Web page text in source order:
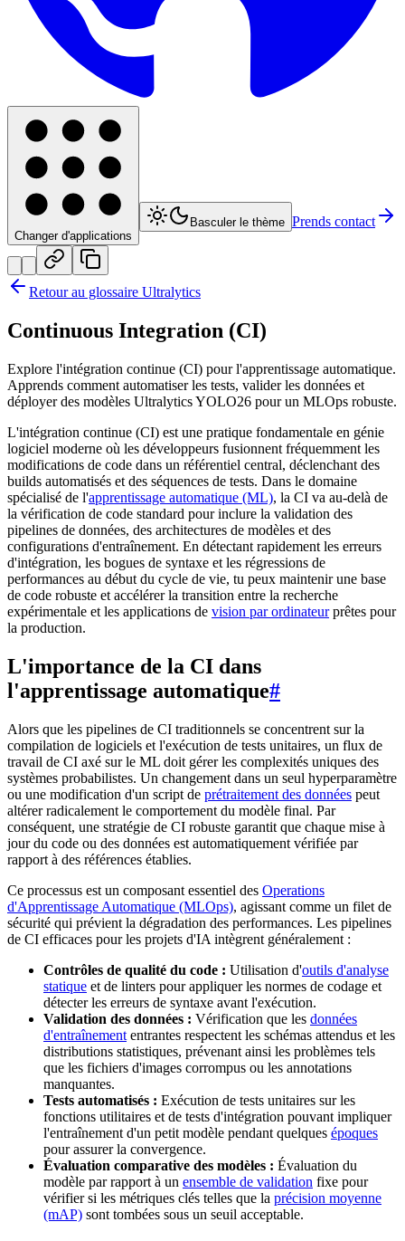
Changer d'applications
Basculer le thème Prends contact
Retour au glossaire Ultralytics
Continuous Integration (CI)
Explore l'intégration continue (CI) pour l'apprentissage automatique.
Apprends comment automatiser les tests, valider les données et
déployer des modèles Ultralytics YOLO26 pour un MLOps robuste.
L'intégration continue (CI) est une pratique fondamentale en génie
logiciel moderne où les développeurs fusionnent fréquemment les
modifications de code dans un référentiel central, déclenchant des
builds automatisés et des séquences de tests. Dans le domaine
spécialisé de l'apprentissage automatique (ML), la CI va au-delà de
la vérification de code standard pour inclure la validation des
pipelines de données, des architectures de modèles et des
configurations d'entraînement. En détectant rapidement les erreurs
d'intégration, les bogues de syntaxe et les régressions de
performances au début du cycle de vie, tu peux maintenir une base
de code robuste et accélérer la transition entre la recherche
expérimentale et les applications de vision par ordinateurprêtes pour
la production.
L'importance de la CI dans
l'apprentissage automatique#
Alors que les pipelines de CI traditionnels se concentrent sur la
compilation de logiciels et l'exécution de tests unitaires, un flux de
travail de CI axé sur le ML doit gérer les complexités uniques des
systèmes probabilistes. Un changement dans un seul hyperparamètre
ou une modification d'un script de prétraitement des données peut
altérer radicalement le comportement du modèle final. Par
conséquent, une stratégie de CI robuste garantit que chaque mise à
jour du code ou des données est automatiquement vérifiée par
rapport à des références établies.
Ce processus est un composant essentiel des Operations
d'Apprentissage Automatique (MLOps), agissant comme un filet de
sécurité qui prévient la dégradation des performances. Les pipelines
de CI efficaces pour les projets d'IA intègrent généralement :
Contrôles de qualité du code : Utilisation d'outils d'analyse
statique et de linters pour appliquer les normes de codage et
détecter les erreurs de syntaxe avant l'exécution.
Validation des données : Vérification que les données
d'entraînement entrantes respectent les schémas attendus et les
distributions statistiques, prévenant ainsi les problèmes tels
que les fichiers d'images corrompus ou les annotations
manquantes.
Tests automatisés : Exécution de tests unitaires sur les
fonctions utilitaires et de tests d'intégration pouvant impliquer
l'entraînement d'un petit modèle pendant quelques époques
pour assurer la convergence.
Évaluation comparative des modèles : Évaluation du
modèle par rapport à un ensemble de validation fixe pour
vérifier si les métriques clés telles que la précision moyenne
(mAP) sont tombées sous un seuil acceptable.